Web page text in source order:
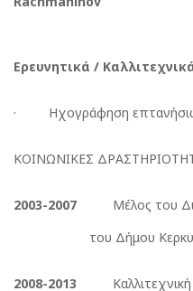
Ερευνητικά /
· Ηχογράφηση
ΚΟΙΝΩΝΙΚΕΣ
2003-2007 Μέλος του
του Δήμου
2008-2013 Καλλιτεχνική